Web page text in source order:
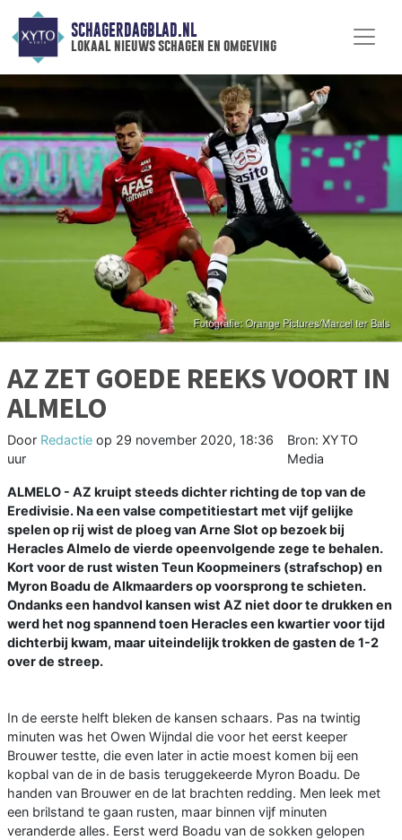
SCHAGERDAGBLAD.NL
lokaal nieuws schagen en omgeving
AZ ZET GOEDE REEKS VOORT IN
ALMELO
Door Redactie op 29 november 2020, 18:36
uur
Bron: XYTO
Media
ALMELO - AZ kruipt steeds dichter richting de top van de
Eredivisie. Na een valse competitiestart met vijf gelijke
spelen op rij wist de ploeg van Arne Slot op bezoek bij
Heracles Almelo de vierde opeenvolgende zege te behalen.
Kort voor de rust wisten Teun Koopmeiners (strafschop) en
Myron Boadu de Alkmaarders op voorsprong te schieten.
Ondanks een handvol kansen wist AZ niet door te drukken en
werd het nog spannend toen Heracles een kwartier voor tijd
dichterbij kwam, maar uiteindelijk trokken de gasten de 1-2
over de streep.
In de eerste helft bleken de kansen schaars. Pas na twintig
minuten was het Owen Wijndal die voor het eerst keeper
Brouwer testte, die even later in actie moest komen bij een
kopbal van de in de basis teruggekeerde Myron Boadu. De
handen van Brouwer en de lat brachten redding. Men leek met
een brilstand te gaan rusten, maar binnen vijf minuten
veranderde alles. Eerst werd Boadu van de sokken gelopen